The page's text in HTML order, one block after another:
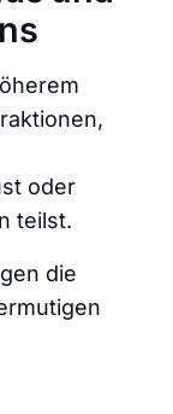
oder
teilst.
die